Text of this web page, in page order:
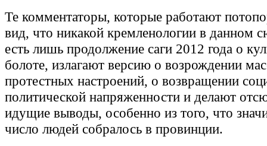
Те комментаторы, которые работают
вид, что никакой кремленологии в данном
есть лишь продолжение саги 2012 года о
болоте, излагают версию о возрождении
протестных настроений, о возвращении
политической напряженности и делают
идущие выводы, особенно из того, что
число людей собралось в провинции.